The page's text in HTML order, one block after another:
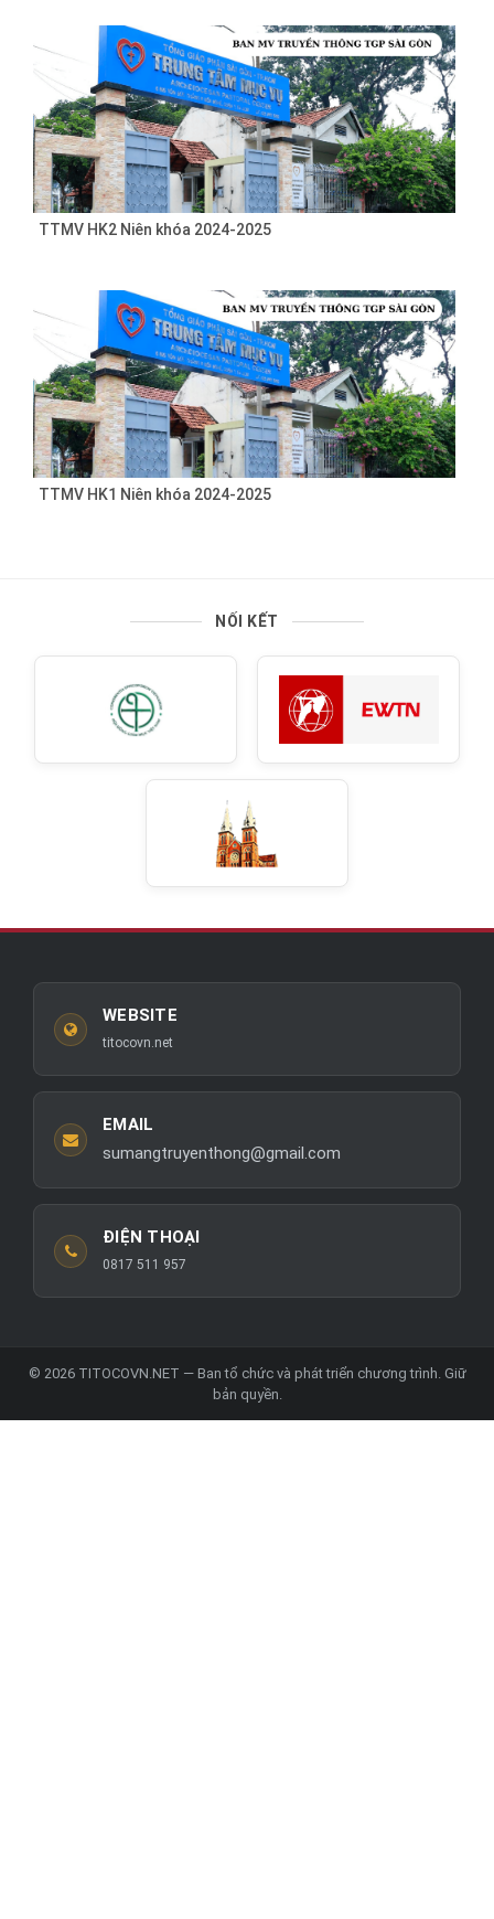
TTMV HK2 Niên khóa 2024-2025
TTMV HK1 Niên khóa 2024-2025
NỐI KẾT
WEBSITE
titocovn.net
EMAIL
sumangtruyenthong@gmail.com
ĐIỆN THOẠI
0817 511 957
© 2026 TITOCOVN.NET — Ban tổ chức và phát triển chương trình. Giữ
bản quyền.